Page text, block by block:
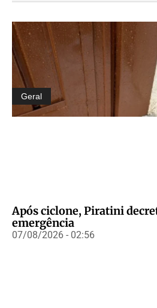
Geral
Após ciclone, Piratini
emergência
07/08/2026 - 02:56